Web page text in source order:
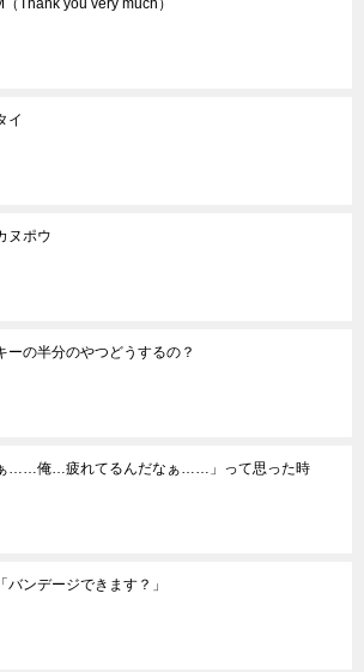
（Thank you very much）
イ
ヌポウ
ーの半分のやつどうするの？
ぁ……俺…疲れてるんだなぁ……」って思った時
バンデージできます？」